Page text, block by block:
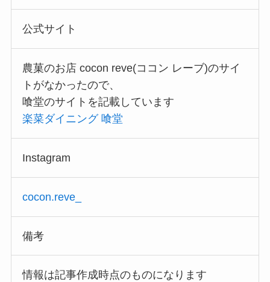
公式サイト
農菓のお店 cocon reve(ココン レーブ)のサイ
トがなかったので、
喰堂のサイトを記載しています
楽菜ダイニング 喰堂
Instagram
cocon.reve_
備考
情報は記事作成時点のものになります